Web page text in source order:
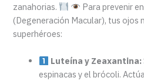
zanahorias.
Para prevenir
(Degeneración Macular), tus ojos
superhéroes:
Luteína y Zeaxantina:
espinacas y el brócoli.